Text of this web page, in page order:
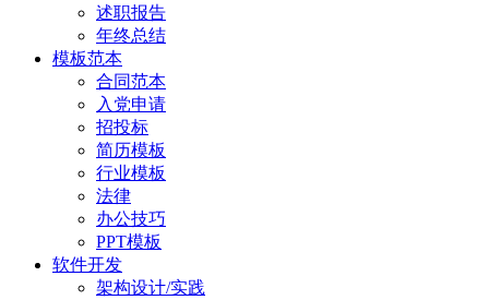
述职报告
年终总结
模板范本
合同范本
入党申请
招投标
简历模板
行业模板
法律
办公技巧
PPT模板
软件开发
架构设计/实践